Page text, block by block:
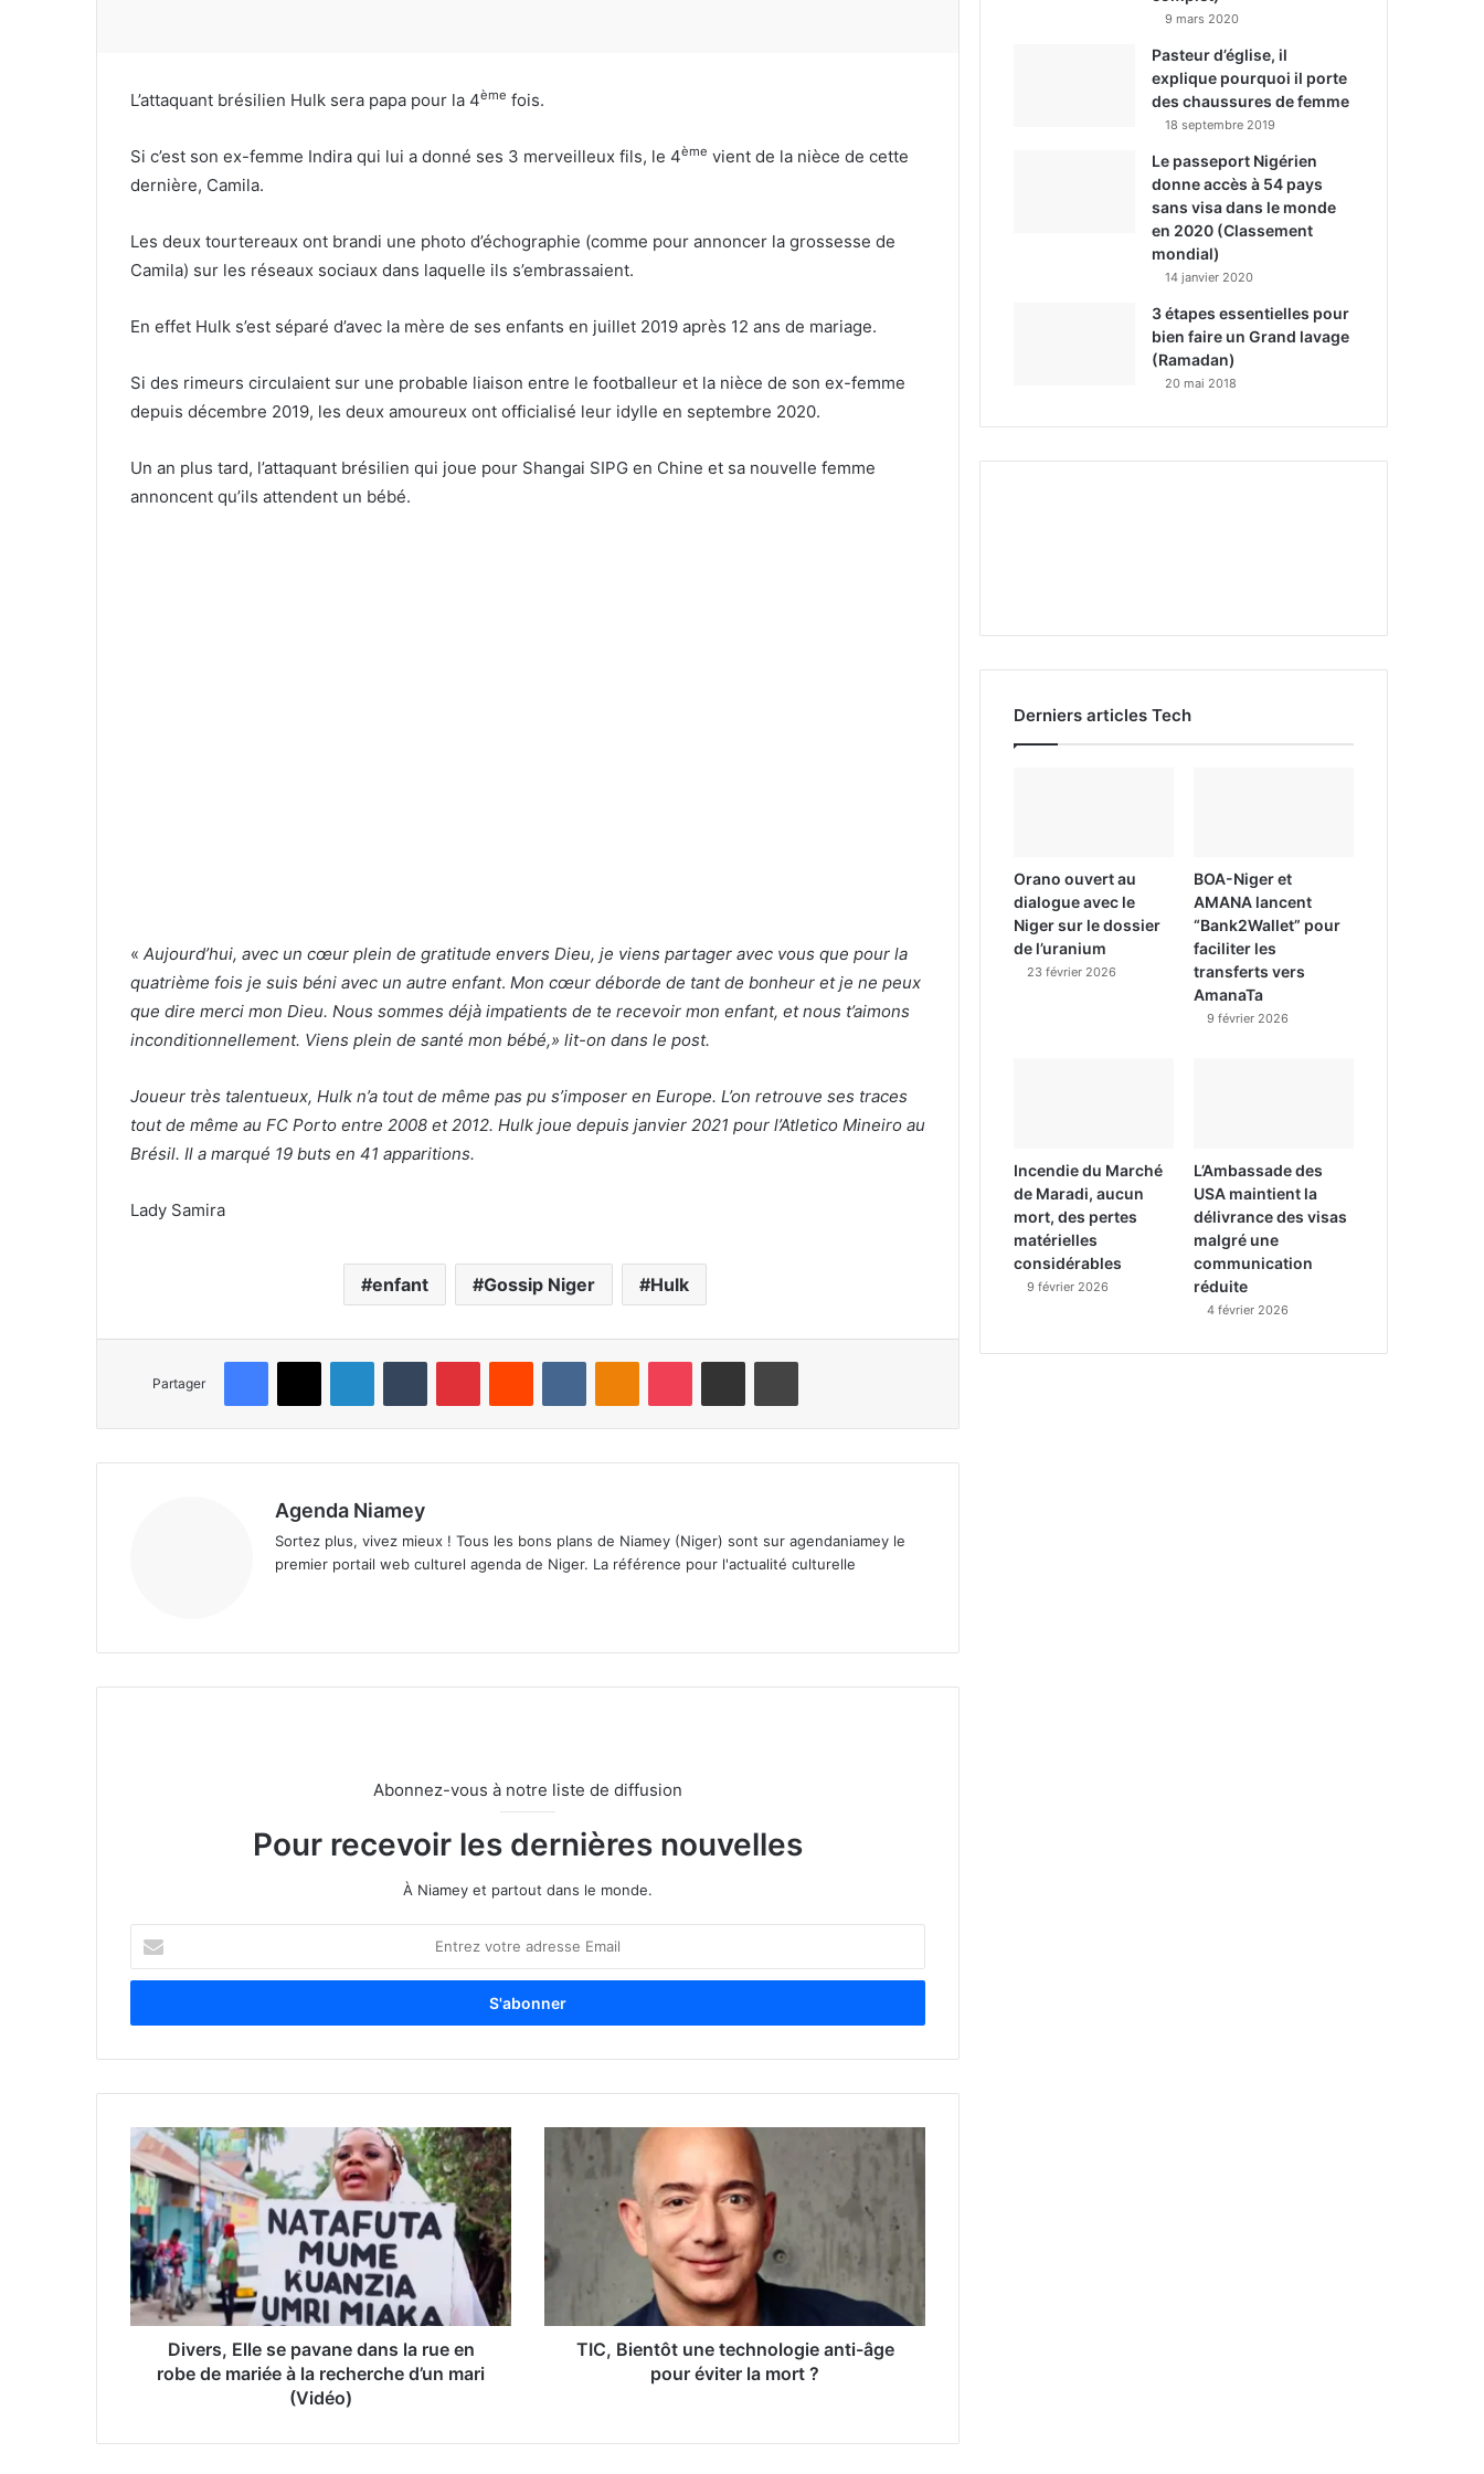
L’attaquant brésilien Hulk sera papa pour la 4ème fois.
Si c’est son ex-femme Indira qui lui a donné ses 3 merveilleux fils, le 4ème vient de la nièce de cette
dernière, Camila.
Les deux tourtereaux ont brandi une photo d’échographie (comme pour annoncer la grossesse de
Camila) sur les réseaux sociaux dans laquelle ils s’embrassaient.
En effet Hulk s’est séparé d’avec la mère de ses enfants en juillet 2019 après 12 ans de mariage.
Si des rimeurs circulaient sur une probable liaison entre le footballeur et la nièce de son ex-femme
depuis décembre 2019, les deux amoureux ont officialisé leur idylle en septembre 2020.
Un an plus tard, l’attaquant brésilien qui joue pour Shangai SIPG en Chine et sa nouvelle femme
annoncent qu’ils attendent un bébé.
« Aujourd’hui, avec un cœur plein de gratitude envers Dieu, je viens partager avec vous que pour la
quatrième fois je suis béni avec un autre enfant. Mon cœur déborde de tant de bonheur et je ne peux
que dire merci mon Dieu. Nous sommes déjà impatients de te recevoir mon enfant, et nous t’aimons
inconditionnellement. Viens plein de santé mon bébé,» lit-on dans le post.
Joueur très talentueux, Hulk n’a tout de même pas pu s’imposer en Europe. L’on retrouve ses traces
tout de même au FC Porto entre 2008 et 2012. Hulk joue depuis janvier 2021 pour l’Atletico Mineiro au
Brésil. Il a marqué 19 buts en 41 apparitions.
Lady Samira
enfant Gossip Niger Hulk
Partager
Agenda Niamey
Sortez plus, vivez mieux ! Tous les bons plans de Niamey (Niger) sont sur agendaniamey le
premier portail web culturel agenda de Niger. La référence pour l'actualité culturelle
Abonnez-vous à notre liste de diffusion
Pour recevoir les dernières nouvelles
À Niamey et partout dans le monde.
t
e
o
e
a
d
r
e
s
s
e
l
Divers, Elle se pavane dans la rue en
robe de mariée à la recherche d’un mari
(Vidéo)
TIC, Bientôt une technologie anti-âge
pour éviter la mort ?
9 mars 2020
Pasteur d’église, il
explique pourquoi il porte
des chaussures de femme
18 septembre 2019
Le passeport Nigérien
donne accès à 54 pays
sans visa dans le monde
en 2020 (Classement
mondial)
14 janvier 2020
3 étapes essentielles pour
bien faire un Grand lavage
(Ramadan)
20 mai 2018
Derniers articles Tech
Orano ouvert au
dialogue avec le
Niger sur le dossier
de l’uranium
23 février 2026
BOA-Niger et
AMANA lancent
“Bank2Wallet” pour
faciliter les
transferts vers
AmanaTa
9 février 2026
Incendie du Marché
de Maradi, aucun
mort, des pertes
matérielles
considérables
9 février 2026
L’Ambassade des
USA maintient la
délivrance des visas
malgré une
communication
réduite
4 février 2026